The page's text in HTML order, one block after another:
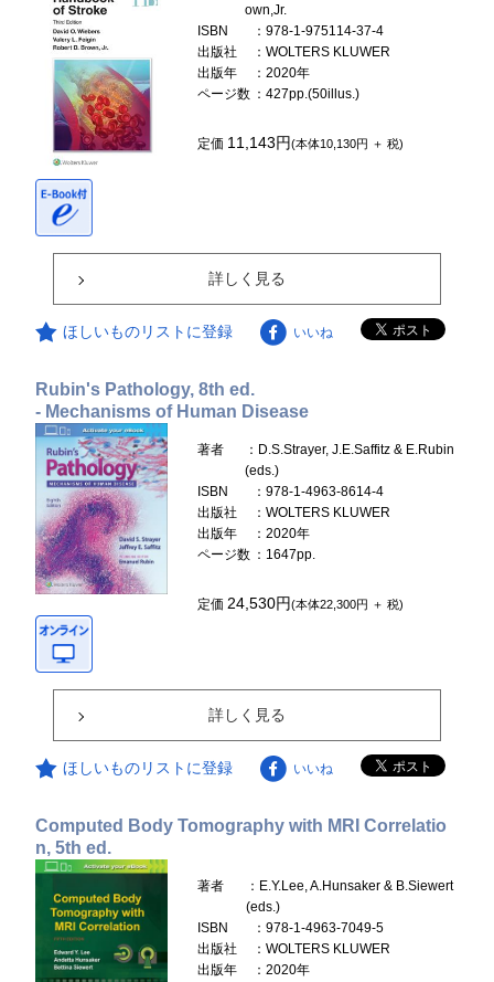
own,Jr.
ISBN
：978-1-975114-37-4
出版社
：WOLTERS KLUWER
出版年
：2020年
ページ数 ：427pp.(50illus.)
定価 11,143円(本体10,130円 ＋ 税)
詳しく見る
ほしいものリストに登録 いいね
Rubin's Pathology, 8th ed.
- Mechanisms of Human Disease
著者
：D.S.Strayer, J.E.Saffitz & E.Rubin
(eds.)
ISBN
：978-1-4963-8614-4
出版社
：WOLTERS KLUWER
出版年
：2020年
ページ数 ：1647pp.
定価24,530円(本体22,300円 ＋ 税)
詳しく見る
ほしいものリストに登録 いいね
Computed Body Tomography with MRI Correlatio
n, 5th ed.
著者
：E.Y.Lee, A.Hunsaker & B.Siewert
(eds.)
ISBN
：978-1-4963-7049-5
出版社
：WOLTERS KLUWER
出版年
：2020年